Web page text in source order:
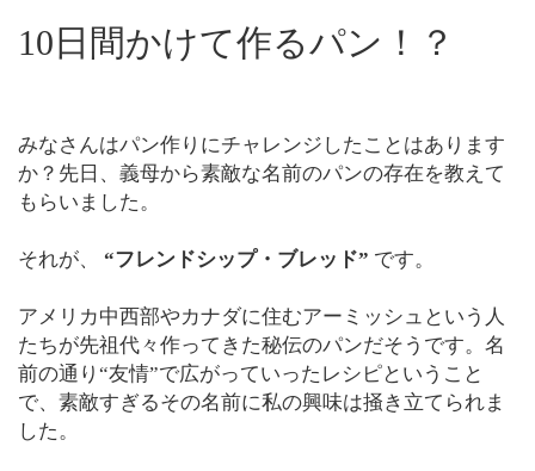
10日間かけて作るパン！？
みなさんはパン作りにチャレンジしたことはあります
か？先日、義母から素敵な名前のパンの存在を教えて
もらいました。
それが、 “フレンドシップ・ブレッド” です。
アメリカ中西部やカナダに住むアーミッシュという人
たちが先祖代々作ってきた秘伝のパンだそうです。名
前の通り“友情”で広がっていったレシピということ
で、素敵すぎるその名前に私の興味は掻き立てられま
した。